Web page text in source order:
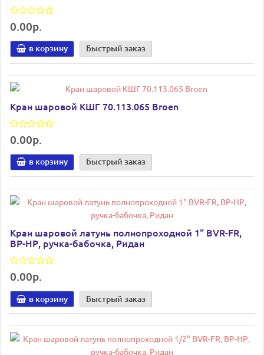
0.00р.
в корзину Быстрый заказ
Кран шаровой КШГ 70.113.065 Broen
0.00р.
в корзину Быстрый заказ
Кран шаровой латунь полнопроходной 1" BVR-FR,
ВР-НР, ручка-бабочка, Ридан
0.00р.
в корзину Быстрый заказ